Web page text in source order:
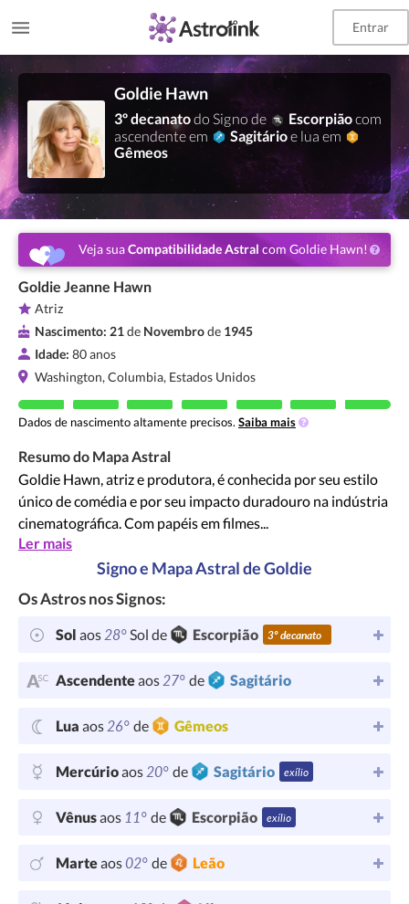
Entrar
Goldie Hawn
3º decanatodo Signo de Escorpiãocom
ascendente em
Sagitárioe lua em
Gêmeos
Veja suaCompatibilidade Astral com Goldie Hawn!
Goldie Jeanne Hawn
Atriz
Nascimento: 21de Novembrode 1945
Idade: 80 anos
Washington, Columbia, Estados Unidos
Dados de nascimento altamente precisos. Saiba mais
Resumo do Mapa Astral
Goldie Hawn, atriz e produtora, é conhecida por seu estilo
único de comédia e por seu impacto duradouro na indústria
cinematográfica. Com papéis em filmes...
Ler mais
Signo e Mapa Astral de Goldie
Os Astros nos Signos:
Sol aos28°Sol de Escorpião 3º decanato
Ascendenteaos27° de Sagitário
Lua aos26° de Gêmeos
Mercúrioaos20° de Sagitário exílio
Vênusaos 11° de Escorpião exílio
Marteaos02° de Leão